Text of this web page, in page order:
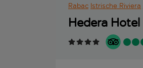
Rabac Istrische Riviera
Hedera Hotel